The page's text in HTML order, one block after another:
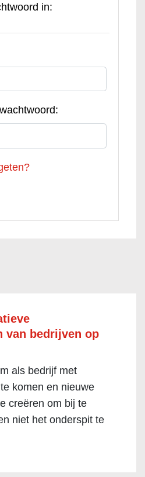
in:
van bedrijven op
als bedrijf met
komen en nieuwe
creëren om bij te
niet het onderspit te